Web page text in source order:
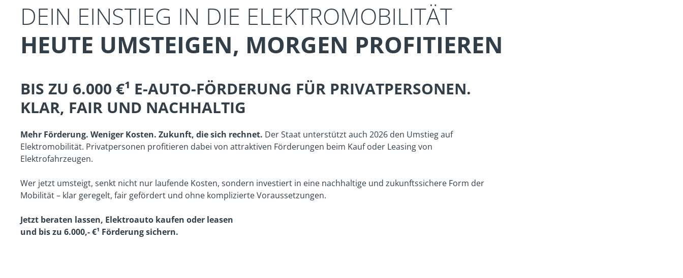
DEIN EINSTIEG IN DIE ELEKTROMOBILITÄT
HEUTE UMSTEIGEN, MORGEN PROFITIEREN
BIS ZU 6.000 €¹ E-AUTO-FÖRDERUNG FÜR PRIVATPERSONEN.
KLAR, FAIR UND NACHHALTIG
Mehr Förderung. Weniger Kosten. Zukunft, die sich rechnet. Der Staat unterstützt auch 2026 den Umstieg auf
Elektromobilität. Privatpersonen profitieren dabei von attraktiven Förderungen beim Kauf oder Leasing von
Elektrofahrzeugen.
Wer jetzt umsteigt, senkt nicht nur laufende Kosten, sondern investiert in eine nachhaltige und zukunftssichere Form der
Mobilität – klar geregelt, fair gefördert und ohne komplizierte Voraussetzungen.
Jetzt beraten lassen, Elektroauto kaufen oder leasen
und bis zu 6.000,- €¹ Förderung sichern.